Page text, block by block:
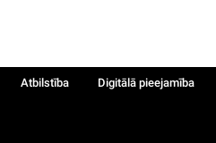
Atbilstība
Digitālā pieejamība